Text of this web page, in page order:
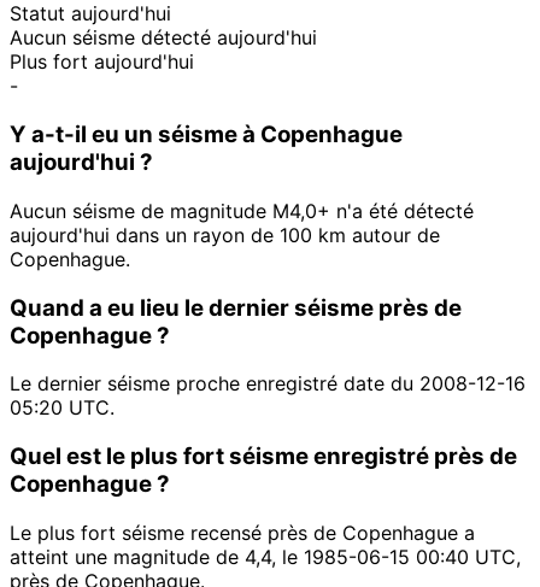
Statut aujourd'hui
Aucun séisme détecté aujourd'hui
Plus fort aujourd'hui
-
Y a-t-il eu un séisme à Copenhague
aujourd'hui ?
Aucun séisme de magnitude M4,0+ n'a été détecté
aujourd'hui dans un rayon de 100 km autour de
Copenhague.
Quand a eu lieu le dernier séisme près de
Copenhague ?
Le dernier séisme proche enregistré date du 2008-12-16
05:20 UTC.
Quel est le plus fort séisme enregistré près de
Copenhague ?
Le plus fort séisme recensé près de Copenhague a
atteint une magnitude de 4,4, le 1985-06-15 00:40 UTC,
près de Copenhague.